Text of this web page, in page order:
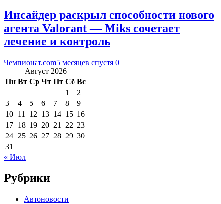
Инсайдер раскрыл способности нового
агента Valorant — Miks сочетает
лечение и контроль
Чемпионат.com5 месяцев спустя 0
Август 2026
Пн Вт Ср Чт Пт Сб Вс
1
2
3
4 5 6 7 8
9
10 11 12 13 14 15 16
17 18 19 20 21 22 23
24 25 26 27 28 29 30
31
« Июл
Рубрики
Автоновости